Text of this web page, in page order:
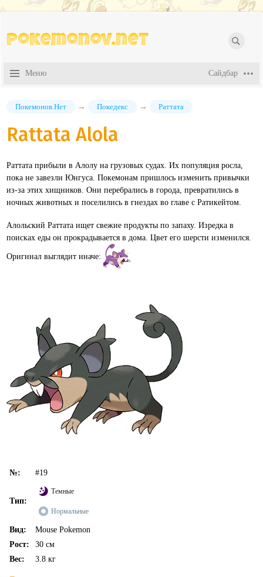
Pokemonov.net
Покемонов.Нет → Покедекс → Раттата
Rattata Alola
Раттата прибыли в Алолу на грузовых судах. Их популяция росла,
пока не завезли Юнгуса. Покемонам пришлось изменить привычки
из-за этих хищников. Они перебрались в города, превратились в
ночных животных и поселились в гнездах во главе с Ратикейтом.
Алольский Раттата ищет свежие продукты по запаху. Изредка в
поисках еды он прокрадывается в дома. Цвет его шерсти изменился.
Оригинал выглядит иначе:
№: #19
Тип:
Темные
Нормальные
Вид:
Mouse Pokemon
Рост:
30 см
Вес:
3.8 кг